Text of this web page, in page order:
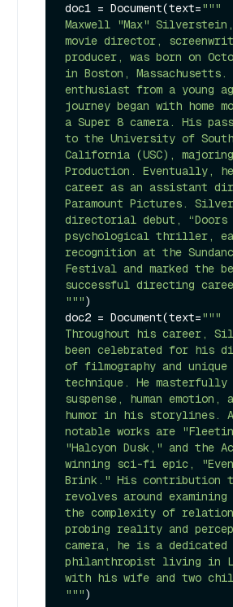
doc1 = Document(text="""
Maxwell "Max"
movie director,
producer, was born on
in Boston,
enthusiast from a young
journey began with home
a Super 8 camera. His
to the University of
California (USC),
Production. Eventually,
career as an assistant
Paramount Pictures.
directorial debut, “Doors
psychological thriller,
recognition at the
Festival and marked the
successful directing
""")
doc2 = Document(text="""
Throughout his career,
been celebrated for his
of filmography and
technique. He masterfully
suspense, human emotion,
humor in his storylines.
notable works are
"Halcyon Dusk," and the
winning sci-fi epic,
Brink." His contribution
revolves around examining
the complexity of
probing reality and
camera, he is a dedicated
philanthropist living in
with his wife and two
"""